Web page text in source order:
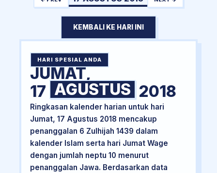
KEMBALI KE HARI INI
HARI SPESIAL ANDA
JUMAT,
17 AGUSTUS 2018
Ringkasan kalender harian untuk hari
Jumat, 17 Agustus 2018 mencakup
penanggalan 6 Zulhijah 1439 dalam
kalender Islam serta hari Jumat Wage
dengan jumlah neptu 10 menurut
penanggalan Jawa. Berdasarkan data